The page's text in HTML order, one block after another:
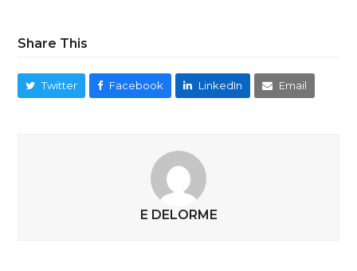
Share This
Twitter Facebook LinkedIn Email
E DELORME